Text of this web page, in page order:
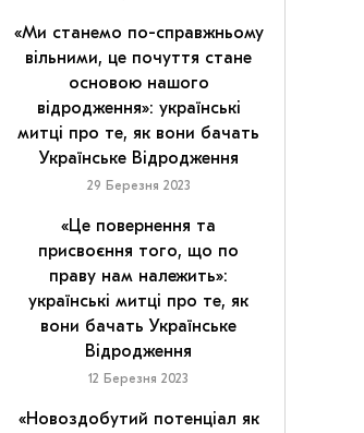
«Ми станемо по-справжньому
вільними, це почуття стане
основою нашого
відродження»: українські
митці про те, як вони бачать
Українське Відродження
29 Березня 2023
«Це повернення та
присвоєння того, що по
праву нам належить»:
українські митці про те, як
вони бачать Українське
Відродження
12 Березня 2023
«Новоздобутий потенціал як